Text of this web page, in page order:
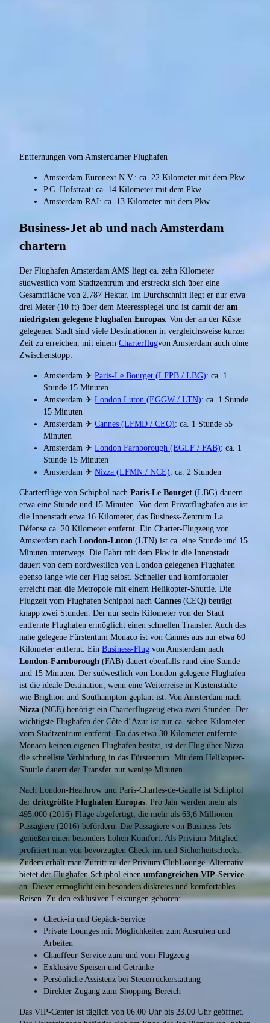
Entfernungen vom Amsterdamer Flughafen
Amsterdam Euronext N.V.: ca. 22 Kilometer mit dem Pkw
P.C. Hofstraat: ca. 14 Kilometer mit dem Pkw
Amsterdam RAI: ca. 13 Kilometer mit dem Pkw
Business-Jet ab und nach Amsterdam
chartern
Der Flughafen Amsterdam AMS liegt ca. zehn Kilometer
südwestlich vom Stadtzentrum und erstreckt sich über eine
Gesamtfläche von 2.787 Hektar. Im Durchschnitt liegt er nur etwa
drei Meter (10 ft) über dem Meeresspiegel und ist damit der am
niedrigsten gelegene Flughafen Europas. Von der an der Küste
gelegenen Stadt sind viele Destinationen in vergleichsweise kurzer
Zeit zu erreichen, mit einem Charterflugvon Amsterdam auch ohne
Zwischenstopp:
Amsterdam ✈ Paris-Le Bourget (LFPB / LBG): ca. 1
Stunde 15 Minuten
Amsterdam ✈ London Luton (EGGW / LTN): ca. 1 Stunde
15 Minuten
Amsterdam ✈ Cannes (LFMD / CEQ): ca. 1 Stunde 55
Minuten
Amsterdam ✈ London Farnborough (EGLF / FAB): ca. 1
Stunde 15 Minuten
Amsterdam ✈ Nizza (LFMN / NCE): ca. 2 Stunden
Charterflüge von Schiphol nach Paris-Le Bourget (LBG) dauern
etwa eine Stunde und 15 Minuten. Von dem Privatflughafen aus ist
die Innenstadt etwa 16 Kilometer, das Business-Zentrum La
Défense ca. 20 Kilometer entfernt. Ein Charter-Flugzeug von
Amsterdam nach London-Luton (LTN) ist ca. eine Stunde und 15
Minuten unterwegs. Die Fahrt mit dem Pkw in die Innenstadt
dauert von dem nordwestlich von London gelegenen Flughafen
ebenso lange wie der Flug selbst. Schneller und komfortabler
erreicht man die Metropole mit einem Helikopter-Shuttle. Die
Flugzeit vom Flughafen Schiphol nach Cannes (CEQ) beträgt
knapp zwei Stunden. Der nur sechs Kilometer von der Stadt
entfernte Flughafen ermöglicht einen schnellen Transfer. Auch das
nahe gelegene Fürstentum Monaco ist von Cannes aus nur etwa 60
Kilometer entfernt. Ein Business-Flug von Amsterdam nach
London-Farnborough (FAB) dauert ebenfalls rund eine Stunde
und 15 Minuten. Der südwestlich von London gelegene Flughafen
ist die ideale Destination, wenn eine Weiterreise in Küstenstädte
wie Brighton und Southampton geplant ist. Von Amsterdam nach
Nizza (NCE) benötigt ein Charterflugzeug etwa zwei Stunden. Der
wichtigste Flughafen der Côte d’Azur ist nur ca. sieben Kilometer
vom Stadtzentrum entfernt. Da das etwa 30 Kilometer entfernte
Monaco keinen eigenen Flughafen besitzt, ist der Flug über Nizza
die schnellste Verbindung in das Fürstentum. Mit dem Helikopter-
Shuttle dauert der Transfer nur wenige Minuten.
Nach London-Heathrow und Paris-Charles-de-Gaulle ist Schiphol
der drittgrößte Flughafen Europas. Pro Jahr werden mehr als
495.000 (2016) Flüge abgefertigt, die mehr als 63,6 Millionen
Passagiere (2016) befördern. Die Passagiere von Business-Jets
genießen einen besonders hohen Komfort. Als Privium-Mitglied
profitiert man von bevorzugten Check-ins und Sicherheitschecks.
Zudem erhält man Zutritt zu der Privium ClubLounge. Alternativ
bietet der Flughafen Schiphol einen umfangreichen VIP-Service
an. Dieser ermöglicht ein besonders diskretes und komfortables
Reisen. Zu den exklusiven Leistungen gehören:
Check-in und Gepäck-Service
Private Lounges mit Möglichkeiten zum Ausruhen und
Arbeiten
Chauffeur-Service zum und vom Flugzeug
Exklusive Speisen und Getränke
Persönliche Assistenz bei Steuerrückerstattung
Direkter Zugang zum Shopping-Bereich
Das VIP-Center ist täglich von 06.00 Uhr bis 23.00 Uhr geöffnet.